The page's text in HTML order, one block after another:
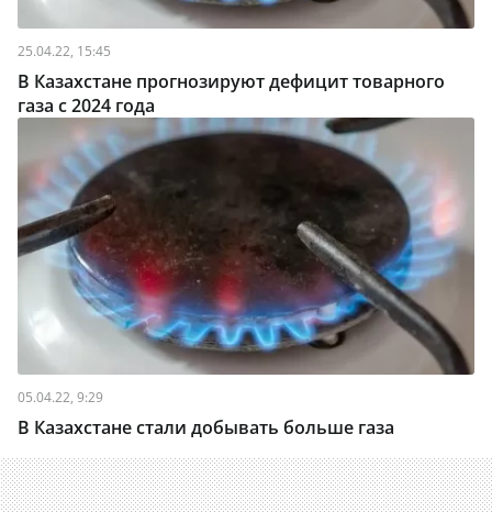
25.04.22, 15:45
В Казахстане прогнозируют дефицит товарного
газа с 2024 года
05.04.22, 9:29
В Казахстане стали добывать больше газа